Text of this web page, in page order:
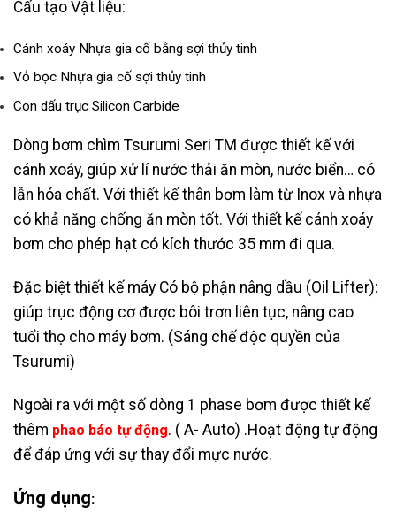
Cấu tạo Vật liệu:
Cánh xoáy Nhựa gia cố bằng sợi thủy tinh
Vỏ bọc Nhựa gia cố sợi thủy tinh
Con dấu trục Silicon Carbide
Dòng bơm chìm Tsurumi Seri TM được thiết kế với
cánh xoáy, giúp xử lí nước thải ăn mòn, nước biển… có
lẫn hóa chất. Với thiết kế thân bơm làm từ Inox và nhựa
có khả năng chống ăn mòn tốt. Với thiết kế cánh xoáy
bơm cho phép hạt có kích thước 35 mm đi qua.
Đặc biệt thiết kế máy Có bộ phận nâng dầu (Oil Lifter):
giúp trục động cơ được bôi trơn liên tục, nâng cao
tuổi thọ cho máy bơm. (Sáng chế độc quyền của
Tsurumi)
Ngoài ra với một số dòng 1 phase bơm được thiết kế
thêm phao báo tự động. ( A- Auto) .Hoạt động tự động
để đáp ứng với sự thay đổi mực nước.
Ứng dụng: